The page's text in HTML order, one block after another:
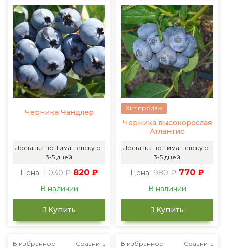
Черника Чандлер
Доставка по Тимашевску от
3-5 дней
Цена: 1 030 ₽ 820 ₽
В наличии
Купить
Хит продаж
Черника высокорослая
Атлантис
Доставка по Тимашевску от
3-5 дней
Цена: 980 ₽ 770 ₽
В наличии
Купить
В избранное Сравнить В избранное Сравнить